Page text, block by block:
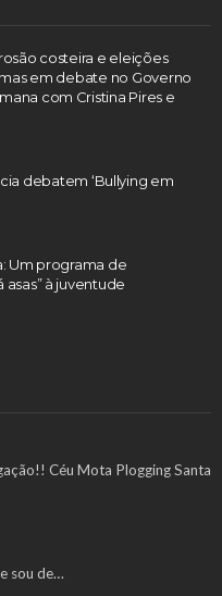
costeira e eleições
em debate no Governo
com Cristina Pires e
debatem ‘Bullying em
Um programa de
à juventude
Céu Mota Plogging Santa
sou de…